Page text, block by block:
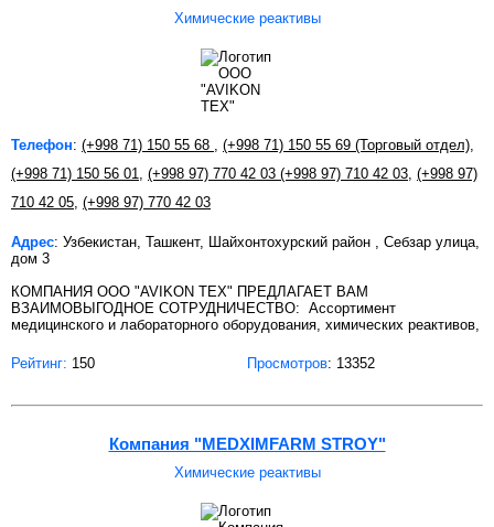
Химические реактивы
Телефон: (+998 71) 150 55 68 (+998 71) 150 55 69 (Торговый отдел)
(+998 71) 150 56 01
(+998 97) 770 42 03 (+998 97) 710 42 03 (+998 97)
710 42 05 (+998 97) 770 42 03
Адрес: Узбекистан, Ташкент, Шайхонтохурский район , Себзар улица,
дом 3
КОМПАНИЯ ООО "AVIKON TEX" ПРЕДЛАГАЕТ ВАМ
ВЗАИМОВЫГОДНОЕ СОТРУДНИЧЕСТВО: Ассортимент
медицинского и лабораторного оборудования, химических реактивов,
Рейтинг: 150 Просмотров: 13352
Компания "MEDXIMFARM STROY"
Химические реактивы